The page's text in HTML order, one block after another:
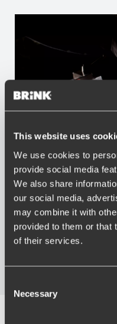
This website uses
We use cookies to
provide social media
We also share
our social media,
may combine it with
provided to them or that
of their services.
Selection
Necessary
Vorteile
Größter Sortiment
Speziell entwickelt
Sichere und
Montage in Ihrer Nähe
starre, abnehmbare